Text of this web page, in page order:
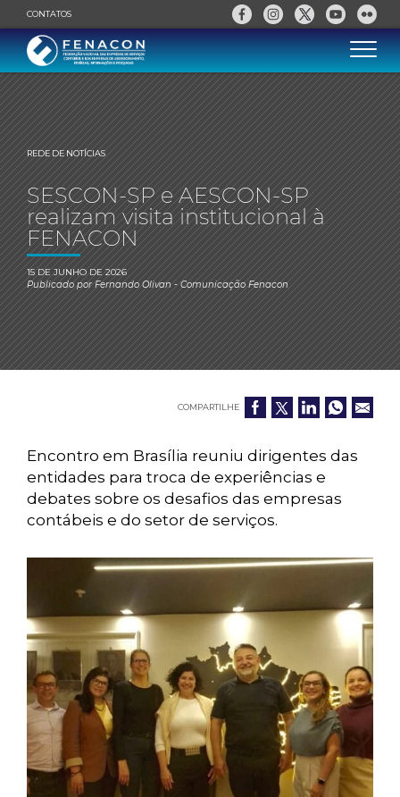
CONTATOS
REDE DE NOTÍCIAS
SESCON-SP e AESCON-SP
realizam visita institucional à
FENACON
15 DE JUNHO DE 2026
Publicado porFernando Olivan- Comunicação Fenacon
COMPARTILHE
Encontro em Brasília reuniu dirigentes das
entidades para troca de experiências e
debates sobre os desafios das empresas
contábeis e do setor de serviços.